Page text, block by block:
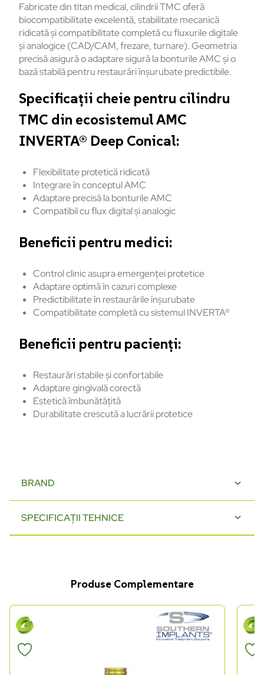
Fabricate din titan medical,cilindriiTMCoferă
biocompatibilitateexcelentă,stabilitatemecanică
ridicatășicompatibilitatecompletăcufluxuriledigitale
șianalogice(CAD/CAM,frezare,turnare).Geometria
precisăasigurăoadaptaresigurălabonturileAMCșio
bazăstabilăpentru restaurăriînșurubatepredictibile.
Specificații cheie pentru cilindru
TMC din ecosistemul AMC
INVERTA® Deep Conical:
Flexibilitate protetică ridicată
IntegrareînconceptulAMC
AdaptareprecisălabonturileAMC
Compatibilcu flux digitalșianalogic
Beneficii pentru medici:
Control clinicasupraemergențeiprotetice
Adaptareoptimăîncazuricomplexe
Predictibilitateîn restaurărileînșurubate
CompatibilitatecompletăcusistemulINVERTA®
Beneficii pentru pacienți:
Restaurăristabileșiconfortabile
Adaptaregingivalăcorectă
Esteticăîmbunătățită
Durabilitatecrescutăalucrăriiprotetice
BRAND
SPECIFICAȚII TEHNICE
Produse Complementare